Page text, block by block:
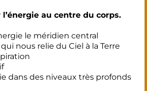
au centre du corps.
le méridien central
nous relie du Ciel à la Terre
dans des niveaux très profonds